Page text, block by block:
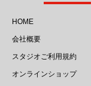
2025.7
HOME
会社概要
スタジオご利用規約
オンラインショップ